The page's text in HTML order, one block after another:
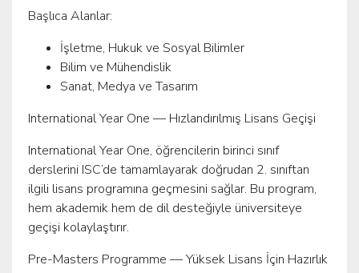
Başlıca Alanlar:
İşletme, Hukuk ve Sosyal Bilimler
Bilim ve Mühendislik
Sanat, Medya ve Tasarım
International Year One — Hızlandırılmış Lisans Geçişi
International Year One, öğrencilerin birinci sınıf
derslerini ISC’de tamamlayarak doğrudan 2. sınıftan
ilgili lisans programına geçmesini sağlar. Bu program,
hem akademik hem de dil desteğiyle üniversiteye
geçişi kolaylaştırır.
Pre-Masters Programme — Yüksek Lisans İçin Hazırlık